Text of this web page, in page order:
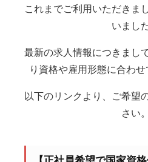
これまでご利用いただきま
いました
最新の求人情報につきまし
り資格や雇用形態に合わせ
以下のリンクより、ご希望
さい。